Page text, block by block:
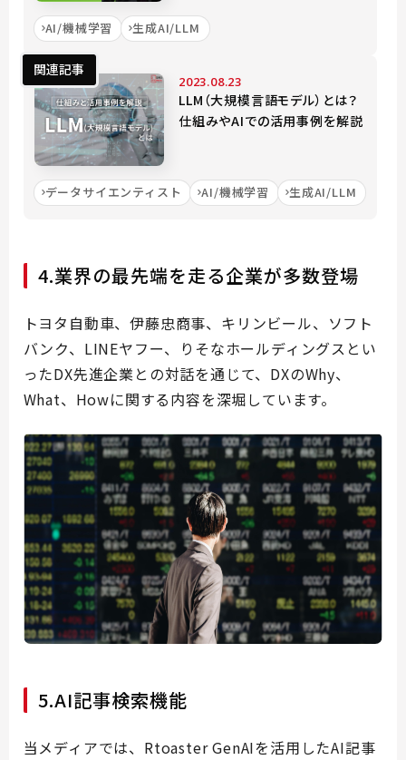
AI/機械学習 生成AI/LLM
関連記事
2023.08.23
LLM（大規模言語モデル）とは？
仕組みやAIでの活用事例を解説
データサイエンティスト AI/機械学習 生成AI/LLM
4.業界の最先端を走る企業が多数登場
トヨタ自動車、伊藤忠商事、キリンビール、ソフト
バンク、LINEヤフー、りそなホールディングスとい
ったDX先進企業との対話を通じて、DXのWhy、
What、Howに関する内容を深堀しています。
5.AI記事検索機能
当メディアでは、Rtoaster GenAIを活用したAI記事